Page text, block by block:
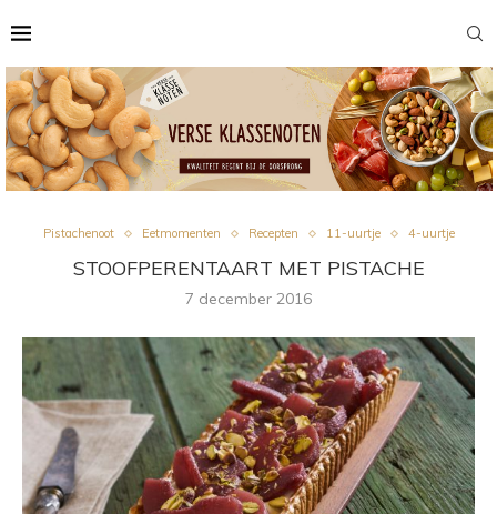
Pistachenoot Eetmomenten Recepten 11-uurtje 4-uurtje
STOOFPERENTAART MET PISTACHE
7 december 2016